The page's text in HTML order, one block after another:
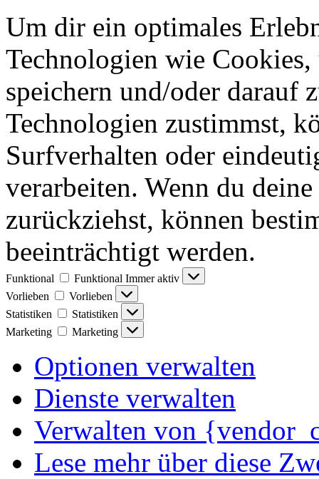
Um dir ein optimales
Technologien wie
speichern und/oder darauf
Technologien zustimmst,
Surfverhalten oder
verarbeiten. Wenn du
zurückziehst, können
beeinträchtigt werden.
Funktional Funktional Immer aktiv
Vorlieben
Vorlieben
Statistiken
Statistiken
Marketing
Marketing
Optionen verwalten
Dienste verwalten
Verwalten von
Lese mehr über diese